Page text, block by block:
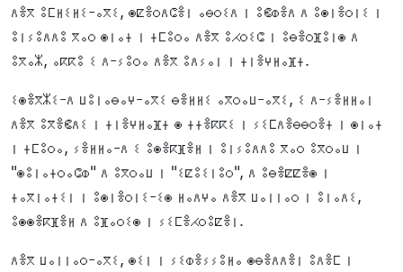
ⴷⴻⴳ ⵓⵎⵍⵉⵍⵉ-ⴰⴳⵉ, ⵙⵇⴻⵔⴷⵛⴻⵏ ⴰⴱⵔⵉⴷ ⵏ ⵓⵞⵀⴻⴷ ⴷ ⵓⵙⵏⴻⵔⵏⵉ ⵏ
ⵓⵏⵢⵓⴷⴷⵓ ⴳⴰⵔ ⵙⵏⴰⵜ ⵏ ⵜⵎⵓⵔⴰ ⴷⴻⴳ ⵓⵃⵔⵉⵛ ⵏ ⵓⴱⴻⵔⴼⵓⵏⵙ ⴷ
ⵓⴳⴰⵣ, ⴰⴽⴽⵓ ⵉ ⴷ-ⵢⵓⵔⴰ ⴷⴻⴳ ⵓⴷⵢⴰⵏ ⵏ ⵜⵏⴻⵖⵍⴰⴼⵜ.
ⵉⵙⴻⴳⵣⵉ-ⴷ ⵡⵓⵏⴰⴱⴰⵖ-ⴰⴳⵉ ⴱⴻⵍⵍⵉ ⴰⴳⵔⴰⵡ-ⴰⴳⵉ, ⵉ ⴷ-ⵢⴻⵍⵍⴰⵏ
ⴷⴻⴳ ⵓⴳⴻⵞⴷⵉ ⵏ ⵜⵏⴻⵖⵍⴰⴼⵜ ⵙ ⵜⵜⴻⴽⴽⵉ ⵏ ⵢⵉⵎⴷⴻⴱⴱⵔⴻⵜ ⵏ ⵙⵏⴰⵜ
ⵏ ⵜⵎⵓⵔⴰ, ⵢⴻⵍⵍⴰ-ⴷ ⵉ ⵓⵙⴻⴽⴼⴻⵍ ⵏ ⵓⵏⵢⵓⴷⴷⵓ ⴳⴰⵔ ⵓⴳⵔⴰⵡ ⵏ
"ⵙⵓⵏⴰⵜⵔⴰⵛⵀ" ⴷ ⵓⴳⵔⴰⵡ ⵏ "ⵉⵇⵓⵉⵏⵓⵔ", ⴷ ⵓⴱⴻⵇⵇⴻⵙ ⵏ
ⵜⴰⴳⵏⴰⵜⵉⵏ ⵏ ⵓⵙⵏⴻⵔⵏⵉ-ⵉⵙ ⵍⴰⴷⵖⴰ ⴷⴻⴳ ⵡⴰⵏⵏⴰⵔ ⵏ ⵓⵏⴰⴷⵉ,
ⵓⵙⵙⴻⴽⴼⴻⵍ ⴷ ⵓⴼⴰⵔⵉⵙ ⵏ ⵢⵉⵎⴻⵃⵔⵓⵇⴻⵏ.
ⴷⴻⴳ ⵡⴰⵏⵏⴰⵔ-ⴰⴳⵉ, ⵙⵉⵏ ⵏ ⵢⵉⵀⴻⵢⵢⵓⵍⴰ ⵙⴱⴻⴷⴷⴻⵏ ⵓⴷⴻⵎ ⵏ